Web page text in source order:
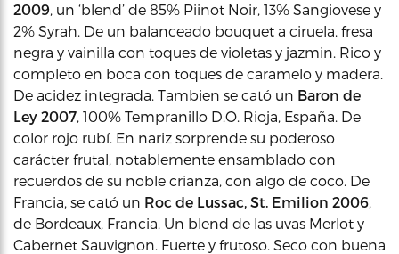
2009, un ‘blend’ de 85% Piinot Noir, 13% Sangiovese y
2% Syrah. De un balanceado bouquet a ciruela, fresa
negra y vainilla con toques de violetas y jazmin. Rico y
completo en boca con toques de caramelo y madera.
De acidez integrada. Tambien se cató un Baron de
Ley 2007, 100% Tempranillo D.O. Rioja, España. De
color rojo rubí. En nariz sorprende su poderoso
carácter frutal, notablemente ensamblado con
recuerdos de su noble crianza, con algo de coco. De
Francia, se cató un Roc de Lussac, St. Emilion 2006,
de Bordeaux, Francia. Un blend de las uvas Merlot y
Cabernet Sauvignon. Fuerte y frutoso. Seco con buena